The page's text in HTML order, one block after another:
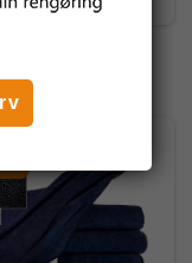
købt